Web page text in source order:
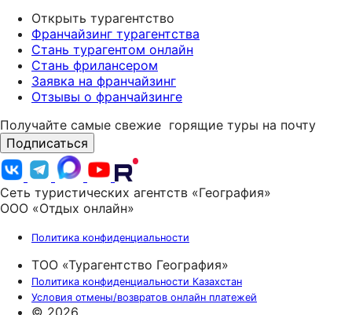
Открыть турагентство
Франчайзинг турагентства
Стань турагентом онлайн
Стань фрилансером
Заявка на франчайзинг
Отзывы о франчайзинге
Получайте самые свежие горящие туры на почту
Подписаться
Сеть туристических агентств «География»
ООО «Отдых онлайн»
Политика конфиденциальности
ТОО «Турагентство География»
Политика конфиденциальности Казахстан
Условия отмены/возвратов онлайн платежей